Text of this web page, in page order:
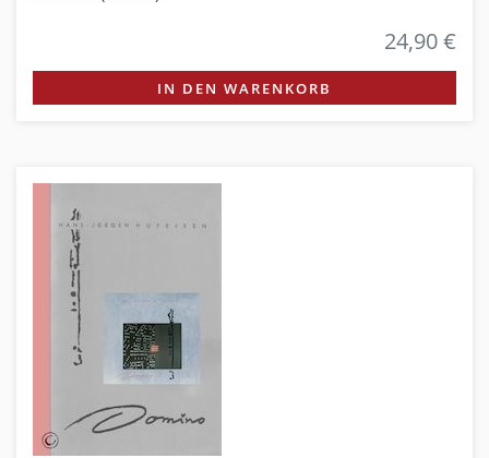
24,90 €
IN DEN WARENKORB